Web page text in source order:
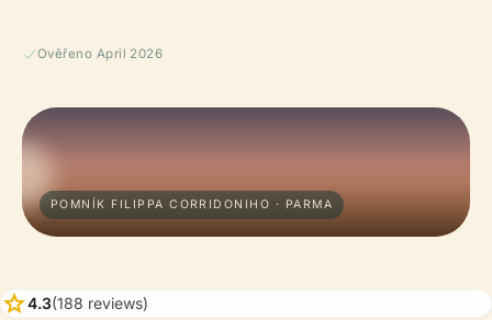
Ověřeno April 2026
POMNÍK FILIPPA CORRIDONIHO · PARMA
star4.3(188 reviews)